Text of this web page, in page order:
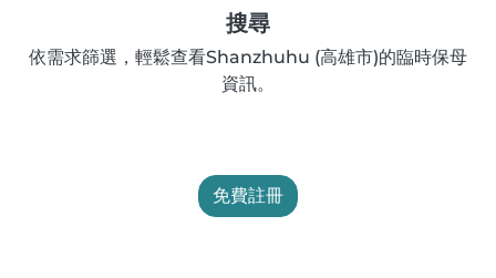
搜尋
依需求篩選，輕鬆查看Shanzhuhu (高雄市)的臨時保母
資訊。
免費註冊